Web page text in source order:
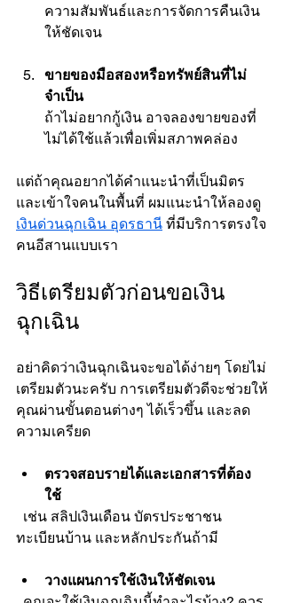
ความสัมพันธ์และการจัดการคืนเงิน
ให้ชัดเจน
ขายของมือสองหรือทรัพย์สินที่ไม่
จำเป็น
ถ้าไม่อยากกู้เงิน อาจลองขายของที่
ไม่ได้ใช้แล้วเพื่อเพิ่มสภาพคล่อง
แต่ถ้าคุณอยากได้คำแนะนำที่เป็นมิตร
และเข้าใจคนในพื้นที่ ผมแนะนำให้ลองดู
เงินด่วนฉุกเฉิน อุดรธานี ที่มีบริการตรงใจ
คนอีสานแบบเรา
วิธีเตรียมตัวก่อนขอเงิน
ฉุกเฉิน
อย่าคิดว่าเงินฉุกเฉินจะขอได้ง่ายๆ โดยไม่
เตรียมตัวนะครับ การเตรียมตัวดีจะช่วยให้
คุณผ่านขั้นตอนต่างๆ ได้เร็วขึ้น และลด
ความเครียด
ตรวจสอบรายได้และเอกสารที่ต้อง
ใช้
ทะเบียนบ้าน และหลักประกันถ้ามี
วางแผนการใช้เงินให้ชัดเจน